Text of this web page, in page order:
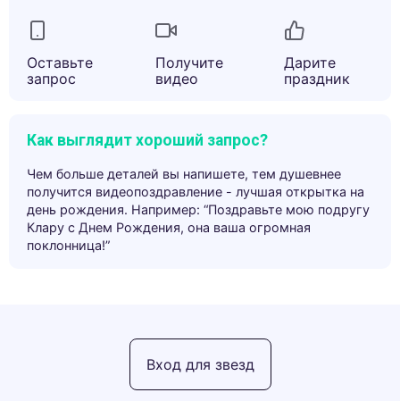
Оставьте
запрос
Получите
видео
Дарите
праздник
Как выглядит хороший запрос?
Чем больше деталей вы напишете, тем душевнее
получится видеопоздравление - лучшая открытка на
день рождения. Например: “Поздравьте мою подругу
Клару с Днем Рождения, она ваша огромная
поклонница!”
Вход для звезд